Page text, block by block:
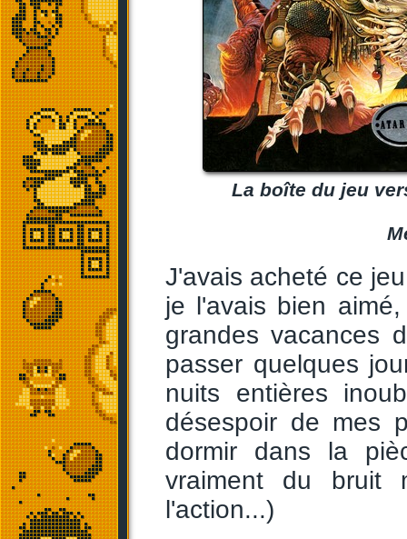
La boîte du jeu
J'avais acheté ce
je l'avais bien
grandes vacances
passer quelques
nuits entières
désespoir de mes
dormir dans la
vraiment du bruit
l'action...)